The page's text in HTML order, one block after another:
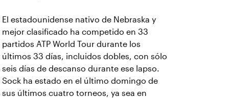
El estadounidense nativo de Nebraska y
mejor clasificado ha competido en 33
partidos ATP World Tour durante los
últimos 33 días, incluidos dobles, con sólo
seis días de descanso durante ese lapso.
Sock ha estado en el último domingo de
sus últimos cuatro torneos, ya sea en